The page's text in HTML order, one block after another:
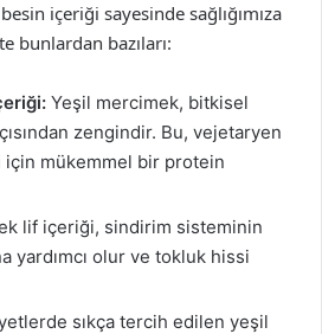
içeriği sayesinde sağlığımıza
bunlardan bazıları:
Yeşil mercimek, bitkisel
zengindir. Bu, vejetaryen
mükemmel bir protein
lif içeriği, sindirim sisteminin
yardımcı olur ve tokluk hissi
sıkça tercih edilen yeşil